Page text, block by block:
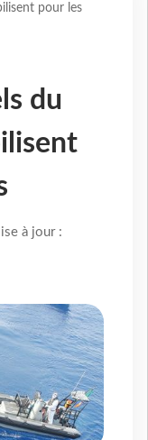
pour les
du
à jour :